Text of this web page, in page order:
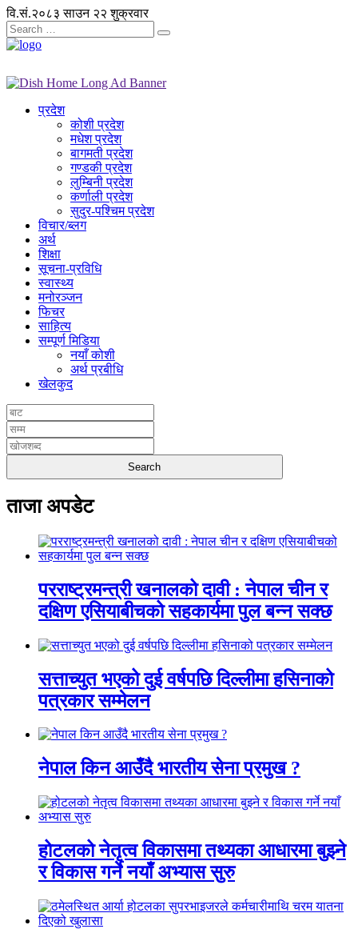
वि.सं.२०८३ साउन २२ शुक्रवार
प्रदेश
कोशी प्रदेश
मधेश प्रदेश
बागमती प्रदेश
गण्डकी प्रदेश
लुम्बिनी प्रदेश
कर्णाली प्रदेश
सुदुर-पश्चिम प्रदेश
विचार/ब्लग
अर्थ
शिक्षा
सूचना-प्रविधि
स्वास्थ्य
मनोरञ्जन
फिचर
साहित्य
सम्पूर्ण मिडिया
नयाँ कोशी
अर्थ प्रबीधि
खेलकुद
ताजा अपडेट
परराष्ट्रमन्त्री खनालको दावी : नेपाल चीन र
दक्षिण एसियाबीचको सहकार्यमा पुल बन्न सक्छ
सत्ताच्युत भएको दुई वर्षपछि दिल्लीमा हसिनाको
पत्रकार सम्मेलन
नेपाल किन आउँदै भारतीय सेना प्रमुख ?
होटलको नेतृत्व विकासमा तथ्यका आधारमा बुझ्ने
र विकास गर्ने नयाँ अभ्यास सुरु